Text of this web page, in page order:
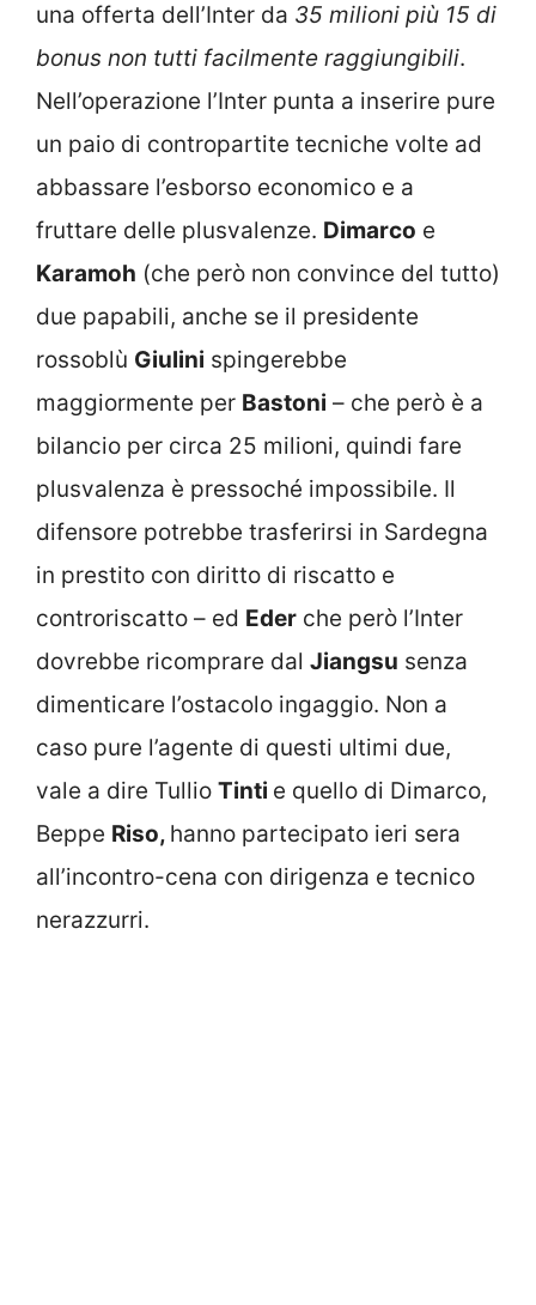
una offerta dell’Inter da 35 milioni più 15 di
bonus non tutti facilmente raggiungibili.
Nell’operazione l’Inter punta a inserire pure
un paio di contropartite tecniche volte ad
abbassare l’esborso economico e a
fruttare delle plusvalenze. Dimarco e
Karamoh (che però non convince del tutto)
due papabili, anche se il presidente
rossoblù Giulini spingerebbe
maggiormente per Bastoni – che però è a
bilancio per circa 25 milioni, quindi fare
plusvalenza è pressoché impossibile. Il
difensore potrebbe trasferirsi in Sardegna
in prestito con diritto di riscatto e
controriscatto – ed Eder che però l’Inter
dovrebbe ricomprare dal Jiangsu senza
dimenticare l’ostacolo ingaggio. Non a
caso pure l’agente di questi ultimi due,
vale a dire Tullio Tinti e quello di Dimarco,
Beppe Riso, hanno partecipato ieri sera
all’incontro-cena con dirigenza e tecnico
nerazzurri.